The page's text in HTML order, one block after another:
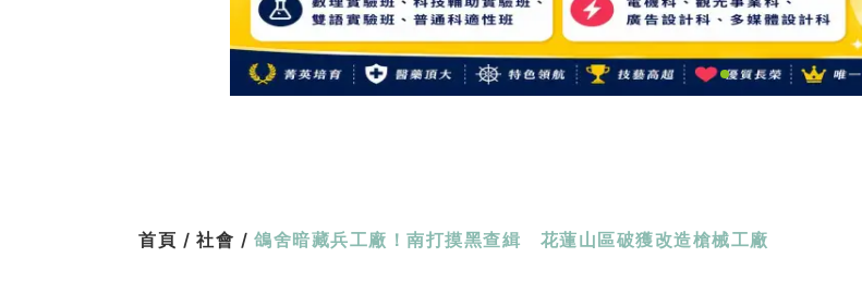
首頁 / 社會 / 鴿舍暗藏兵工廠！南打摸黑查緝 花蓮山區破獲改造槍械工廠